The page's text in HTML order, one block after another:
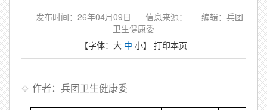
发布时间：26年04月09日 信息来源：
编辑：兵团
卫生健康委
【字体： 大 中 小】 打印本页
作者：兵团卫生健康委